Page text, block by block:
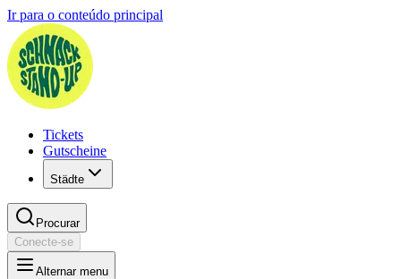
Ir para o conteúdo principal
Tickets
Gutscheine
Städte
Procurar
Conecte-se
Alternar menu